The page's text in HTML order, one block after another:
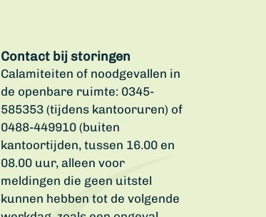
Contact bij storingen
Calamiteiten of noodgevallen in
de openbare ruimte: 0345-
585353 (tijdens kantooruren) of
0488-449910 (buiten
kantoortijden, tussen 16.00 en
08.00 uur, alleen voor
meldingen die geen uitstel
kunnen hebben tot de volgende